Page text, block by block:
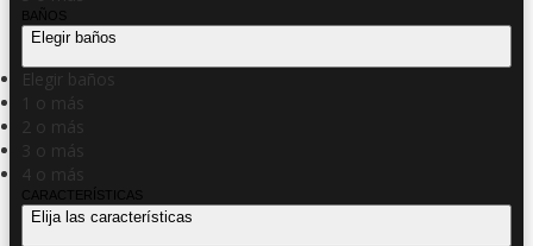
BAÑOS
Elegir baños
Elegir baños
1 o más
2 o más
3 o más
4 o más
CARACTERÍSTICAS
Elija las características